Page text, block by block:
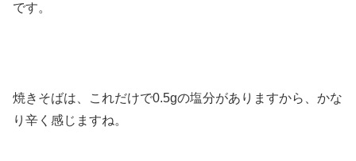
です。
焼きそばは、これだけで0.5gの塩分がありますから、かな
り辛く感じますね。